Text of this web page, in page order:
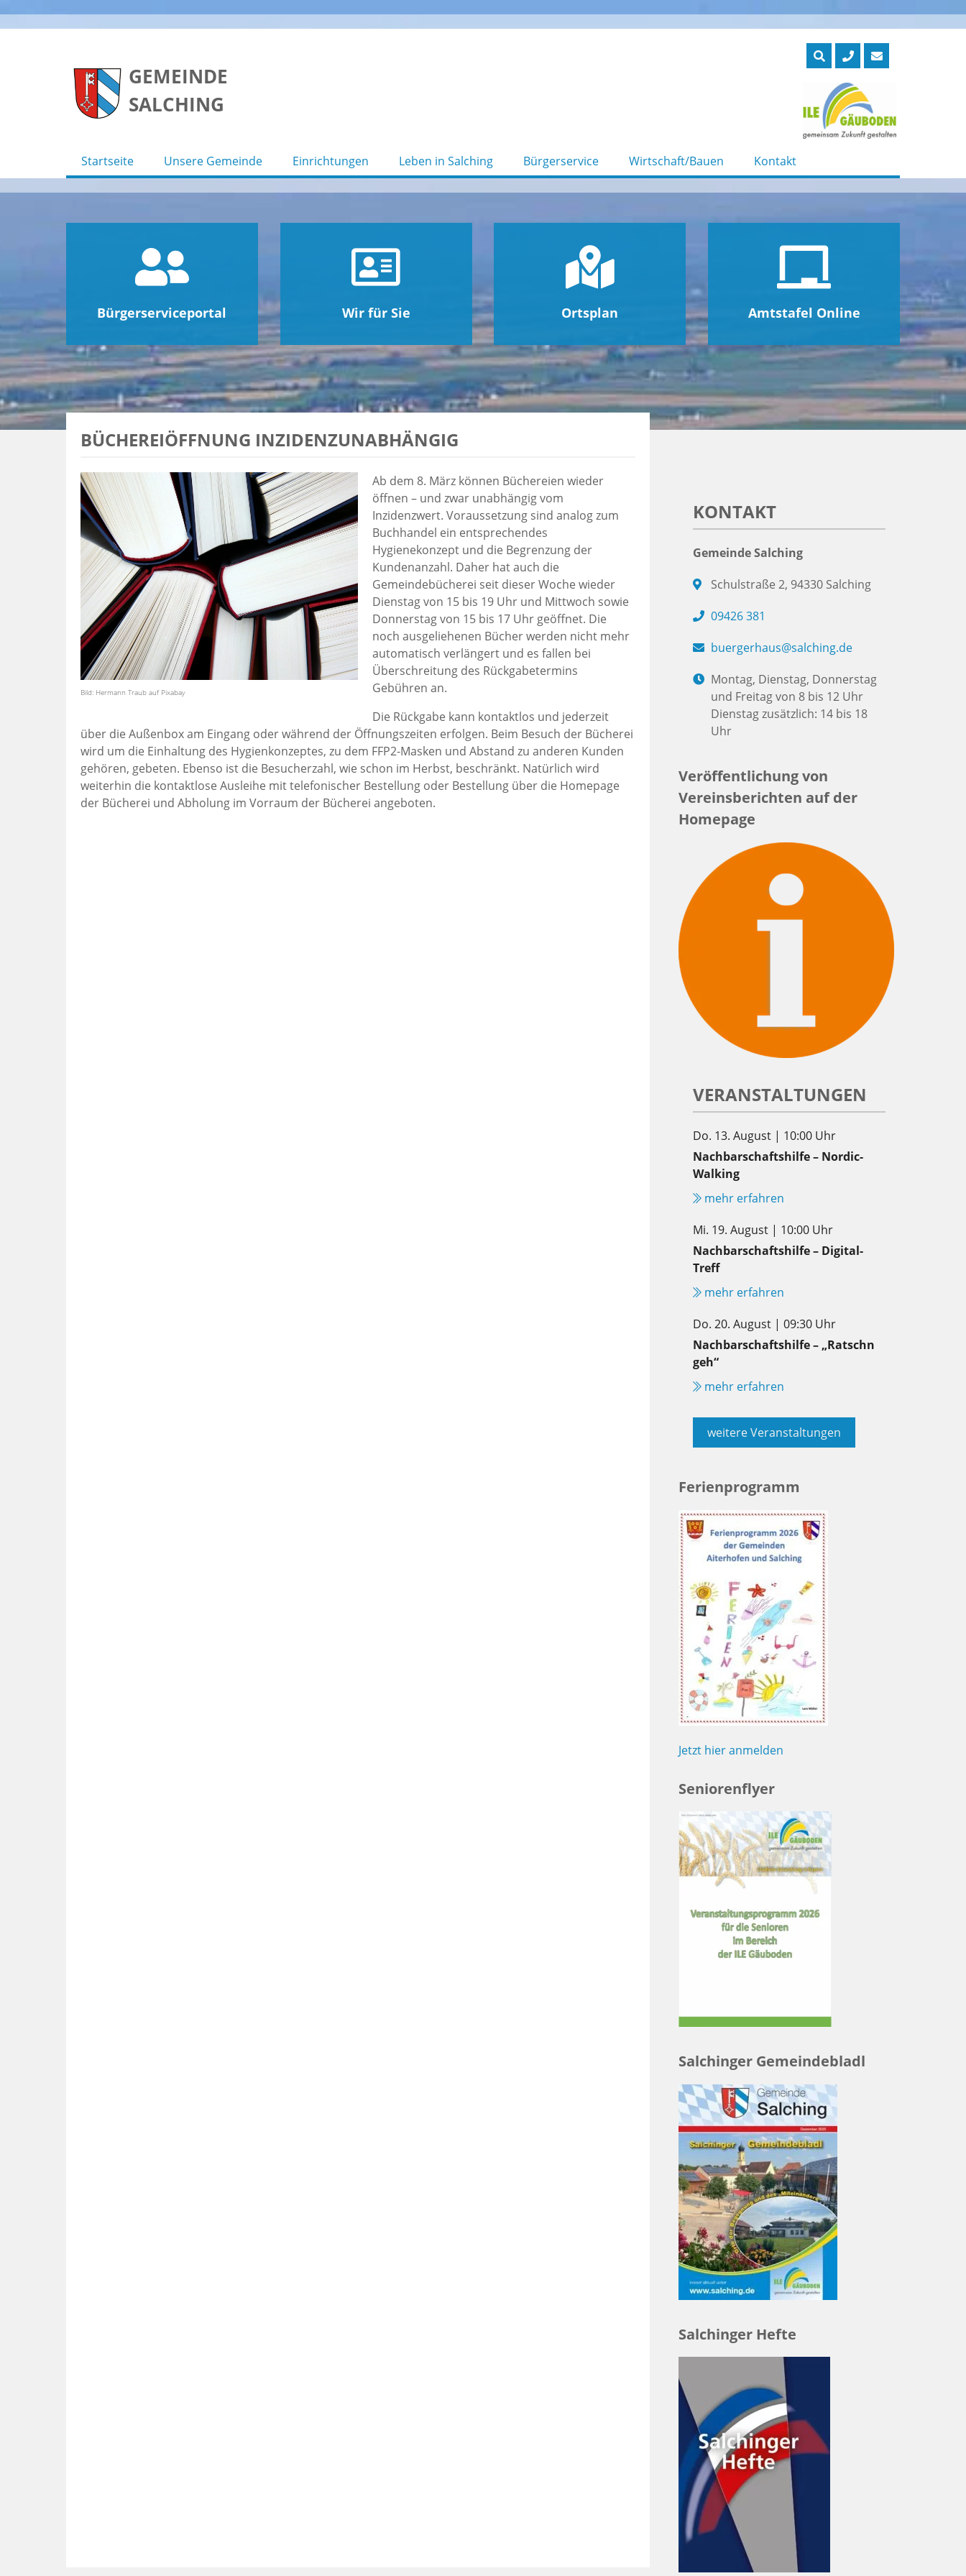
GEMEINDE
SALCHING
Startseite Unsere Gemeinde Einrichtungen Leben in Salching Bürgerservice Wirtschaft/Bauen Kontakt
Bürgerserviceportal Wir für Sie Ortsplan Amtstafel Online
BÜCHEREIÖFFNUNG INZIDENZUNABHÄNGIG
Bild: Hermann Traub auf Pixabay
Ab dem 8. März können Büchereien wieder
öffnen – und zwar unabhängig vom
Inzidenzwert. Voraussetzung sind analog zum
Buchhandel ein entsprechendes
Hygienekonzept und die Begrenzung der
Kundenanzahl. Daher hat auch die
Gemeindebücherei seit dieser Woche wieder
Dienstag von 15 bis 19 Uhr und Mittwoch sowie
Donnerstag von 15 bis 17 Uhr geöffnet. Die
noch ausgeliehenen Bücher werden nicht mehr
automatisch verlängert und es fallen bei
Überschreitung des Rückgabetermins
Gebühren an.
Die Rückgabe kann kontaktlos und jederzeit
über die Außenbox am Eingang oder während der Öffnungszeiten erfolgen. Beim Besuch der Bücherei
wird um die Einhaltung des Hygienkonzeptes, zu dem FFP2-Masken und Abstand zu anderen Kunden
gehören, gebeten. Ebenso ist die Besucherzahl, wie schon im Herbst, beschränkt. Natürlich wird
weiterhin die kontaktlose Ausleihe mit telefonischer Bestellung oder Bestellung über die Homepage
der Bücherei und Abholung im Vorraum der Bücherei angeboten.
KONTAKT
Gemeinde Salching
Schulstraße 2, 94330 Salching
09426 381
buergerhaus@salching.de
Montag, Dienstag, Donnerstag
und Freitag von 8 bis 12 Uhr
Dienstag zusätzlich: 14 bis 18
Uhr
Veröffentlichung von
Vereinsberichten auf der
Homepage
VERANSTALTUNGEN
Do. 13. August | 10:00 Uhr
Nachbarschaftshilfe – Nordic-
Walking
mehr erfahren
Mi. 19. August | 10:00 Uhr
Nachbarschaftshilfe – Digital-
Treff
mehr erfahren
Do. 20. August | 09:30 Uhr
Nachbarschaftshilfe – „Ratschn
geh“
mehr erfahren
weitere Veranstaltungen
Ferienprogramm
Jetzt hier anmelden
Seniorenflyer
Salchinger Gemeindebladl
Salchinger Hefte